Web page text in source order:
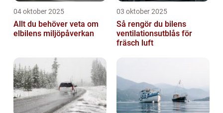
04 oktober 2025
Allt du behöver veta om
elbilens miljöpåverkan
03 oktober 2025
Så rengör du bilens
ventilationsutblås för
fräsch luft